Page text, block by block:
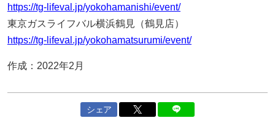
https://tg-lifeval.jp/yokohamanishi/event/
東京ガスライフバル横浜鶴見（鶴見店）
https://tg-lifeval.jp/yokohamatsurumi/event/
作成：2022年2月
シェア